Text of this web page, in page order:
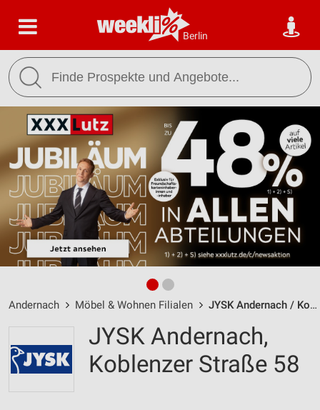
Berlin
Andernach Möbel & Wohnen Filialen JYSK Andernach / Koblenzer Straße 58 - Öffnungszeiten & Adresse
JYSK Andernach,
Koblenzer Straße 58